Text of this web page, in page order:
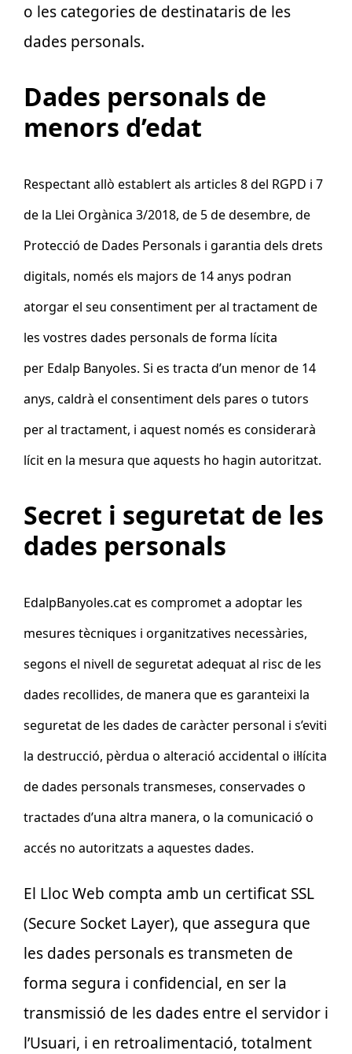
o les categories de destinataris de les
dades personals.
Dades personals de
menors d’edat
Respectant allò establert als articles 8 del RGPD i 7
de la Llei Orgànica 3/2018, de 5 de desembre, de
Protecció de Dades Personals i garantia dels drets
digitals, només els majors de 14 anys podran
atorgar el seu consentiment per al tractament de
les vostres dades personals de forma lícita
per Edalp Banyoles. Si es tracta d’un menor de 14
anys, caldrà el consentiment dels pares o tutors
per al tractament, i aquest només es considerarà
lícit en la mesura que aquests ho hagin autoritzat.
Secret i seguretat de les
dades personals
EdalpBanyoles.cat es compromet a adoptar les
mesures tècniques i organitzatives necessàries,
segons el nivell de seguretat adequat al risc de les
dades recollides, de manera que es garanteixi la
seguretat de les dades de caràcter personal i s’eviti
la destrucció, pèrdua o alteració accidental o il·lícita
de dades personals transmeses, conservades o
tractades d’una altra manera, o la comunicació o
accés no autoritzats a aquestes dades.
El Lloc Web compta amb un certificat SSL
(Secure Socket Layer), que assegura que
les dades personals es transmeten de
forma segura i confidencial, en ser la
transmissió de les dades entre el servidor i
l’Usuari, i en retroalimentació, totalment